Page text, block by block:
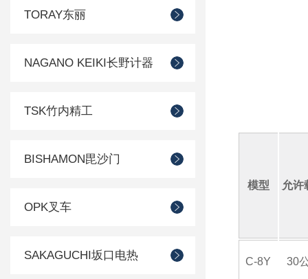
TORAY东丽
NAGANO KEIKI长野计器
TSK竹内精工
BISHAMON毘沙门
OPK叉车
SAKAGUCHI坂口电热
模型 允许
C-8Y 30